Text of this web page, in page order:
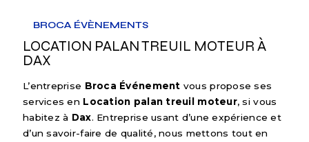
BROCA ÉVÈNEMENTS
LOCATION PALAN TREUIL MOTEUR À
DAX
L’entreprise Broca Événement vous propose ses
services en Location palan treuil moteur, si vous
habitez à Dax. Entreprise usant d’une expérience et
d’un savoir-faire de qualité, nous mettons tout en